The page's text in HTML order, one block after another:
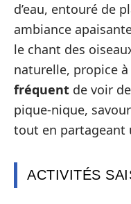
d’eau, entouré de
ambiance
le chant des
naturelle, propice
fréquent de voir
pique-nique,
tout en partageant
ACTIVITÉS